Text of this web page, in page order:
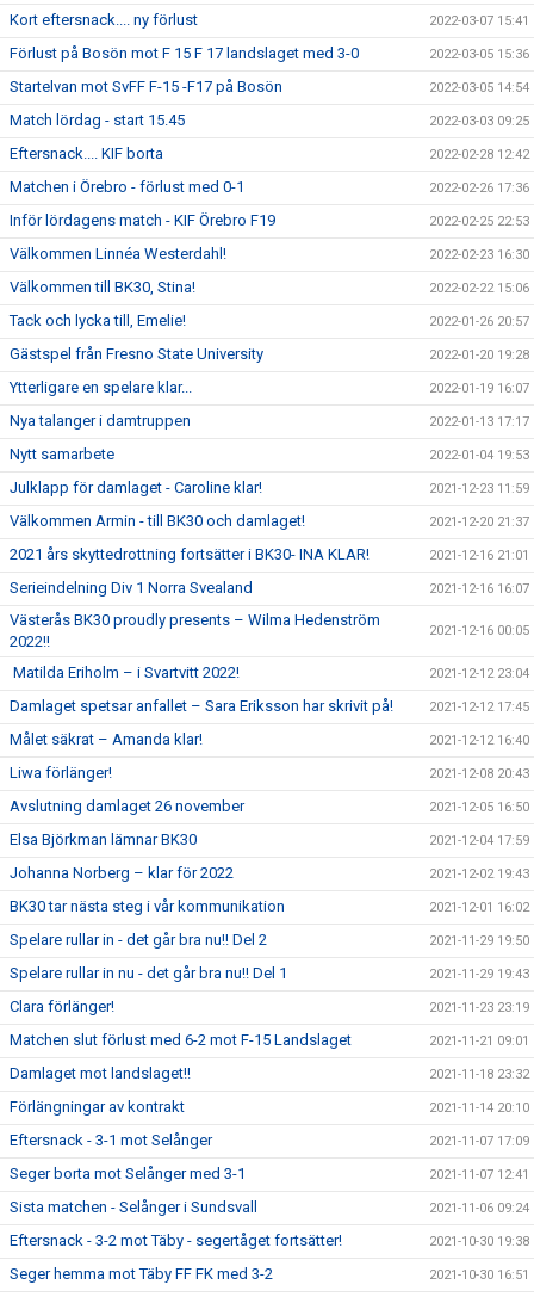
Kort eftersnack.... ny förlust 2022-03-07 15:41
Förlust på Bosön mot F 15 F 17 landslaget med 3-0 2022-03-05 15:36
Startelvan mot SvFF F-15 -F17 på Bosön 2022-03-05 14:54
Match lördag - start 15.45 2022-03-03 09:25
Eftersnack.... KIF borta 2022-02-28 12:42
Matchen i Örebro - förlust med 0-1 2022-02-26 17:36
Inför lördagens match - KIF Örebro F19 2022-02-25 22:53
Välkommen Linnéa Westerdahl! 2022-02-23 16:30
Välkommen till BK30, Stina! 2022-02-22 15:06
Tack och lycka till, Emelie! 2022-01-26 20:57
Gästspel från Fresno State University 2022-01-20 19:28
Ytterligare en spelare klar... 2022-01-19 16:07
Nya talanger i damtruppen 2022-01-13 17:17
Nytt samarbete 2022-01-04 19:53
Julklapp för damlaget - Caroline klar! 2021-12-23 11:59
Välkommen Armin - till BK30 och damlaget! 2021-12-20 21:37
2021 års skyttedrottning fortsätter i BK30- INA KLAR! 2021-12-16 21:01
Serieindelning Div 1 Norra Svealand 2021-12-16 16:07
Västerås BK30 proudly presents – Wilma Hedenström
2022!!
2021-12-16 00:05
Matilda Eriholm – i Svartvitt 2022! 2021-12-12 23:04
Damlaget spetsar anfallet – Sara Eriksson har skrivit på! 2021-12-12 17:45
Målet säkrat – Amanda klar! 2021-12-12 16:40
Liwa förlänger! 2021-12-08 20:43
Avslutning damlaget 26 november 2021-12-05 16:50
Elsa Björkman lämnar BK30 2021-12-04 17:59
Johanna Norberg – klar för 2022 2021-12-02 19:43
BK30 tar nästa steg i vår kommunikation 2021-12-01 16:02
Spelare rullar in - det går bra nu!! Del 2 2021-11-29 19:50
Spelare rullar in nu - det går bra nu!! Del 1 2021-11-29 19:43
Clara förlänger! 2021-11-23 23:19
Matchen slut förlust med 6-2 mot F-15 Landslaget 2021-11-21 09:01
Damlaget mot landslaget!! 2021-11-18 23:32
Förlängningar av kontrakt 2021-11-14 20:10
Eftersnack - 3-1 mot Selånger 2021-11-07 17:09
Seger borta mot Selånger med 3-1 2021-11-07 12:41
Sista matchen - Selånger i Sundsvall 2021-11-06 09:24
Eftersnack - 3-2 mot Täby - segertåget fortsätter! 2021-10-30 19:38
Seger hemma mot Täby FF FK med 3-2 2021-10-30 16:51